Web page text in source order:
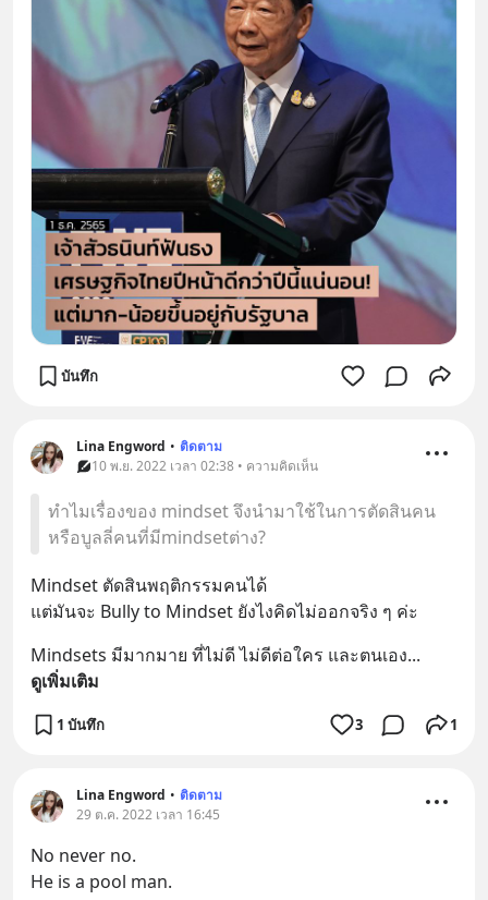
บันทึก
Lina Engword • ติดตาม
10 พ.ย. 2022 เวลา 02:38 • ความคิดเห็น
ทำไมเรื่องของ mindset จึงนำมาใช้ในการตัดสินคน
หรือบูลลี่คนที่มีmindsetต่าง?
Mindset ตัดสินพฤติกรรมคนได้
แต่มันจะ Bully to Mindset ยังไงคิดไม่ออกจริง ๆ ค่ะ
Mindsets มีมากมาย ที่ไม่ดี ไม่ดีต่อใคร และตนเอง...
ดูเพิ่มเติม
1 บันทึก 3 1
Lina Engword • ติดตาม
29 ต.ค. 2022 เวลา 16:45
No never no.
He is a pool man.